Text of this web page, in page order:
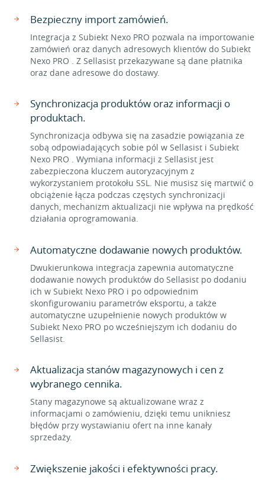
Bezpieczny import zamówień.
Integracja z Subiekt Nexo PRO pozwala na importowanie
zamówień oraz danych adresowych klientów do Subiekt
Nexo PRO . Z Sellasist przekazywane są dane płatnika
oraz dane adresowe do dostawy.
Synchronizacja produktów oraz informacji o
produktach.
Synchronizacja odbywa się na zasadzie powiązania ze
sobą odpowiadających sobie pól w Sellasist i Subiekt
Nexo PRO . Wymiana informacji z Sellasist jest
zabezpieczona kluczem autoryzacyjnym z
wykorzystaniem protokołu SSL. Nie musisz się martwić o
obciążenie łącza podczas częstych synchronizacji
danych, mechanizm aktualizacji nie wpływa na prędkość
działania oprogramowania.
Automatyczne dodawanie nowych produktów.
Dwukierunkowa integracja zapewnia automatyczne
dodawanie nowych produktów do Sellasist po dodaniu
ich w Subiekt Nexo PRO i po odpowiednim
skonfigurowaniu parametrów eksportu, a także
automatyczne uzupełnienie nowych produktów w
Subiekt Nexo PRO po wcześniejszym ich dodaniu do
Sellasist.
Aktualizacja stanów magazynowych i cen z
wybranego cennika.
Stany magazynowe są aktualizowane wraz z
informacjami o zamówieniu, dzięki temu unikniesz
błędów przy wystawianiu ofert na inne kanały
sprzedaży.
Zwiększenie jakości i efektywności pracy.